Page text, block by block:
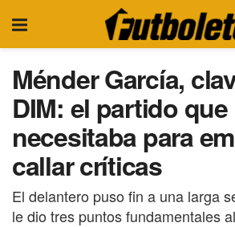
Ménder García,
DIM: el partido que
necesitaba para
callar críticas
El delantero puso fin a una larga
le dio tres puntos fundamentales